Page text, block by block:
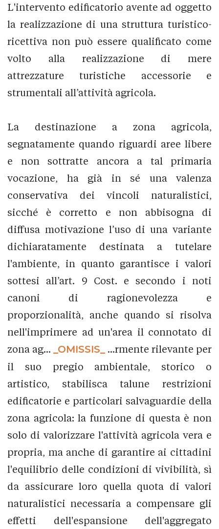
L'intervento edificatorio avente ad oggetto
la realizzazione di una struttura turistico-
ricettiva non può essere qualificato come
volto alla realizzazione di mere
attrezzature turistiche accessorie e
strumentali all’attività agricola.
La destinazione a zona agricola,
segnatamente quando riguardi aree libere
e non sottratte ancora a tal primaria
vocazione, ha già in sé una valenza
conservativa dei vincoli naturalistici,
sicché è corretto e non abbisogna di
diffusa motivazione l’uso di una variante
dichiaratamente destinata a tutelare
l'ambiente, in quanto garantisce i valori
sottesi all’art. 9 Cost. e secondo i noti
canoni di ragionevolezza e
proporzionalità, anche quando si risolva
nell'imprimere ad un'area il connotato di
zona ag...
_OMISSIS_
...rmente rilevante per
il suo pregio ambientale, storico o
artistico, stabilisca talune restrizioni
edificatorie e particolari salvaguardie della
zona agricola: la funzione di questa è non
solo di valorizzare l'attività agricola vera e
propria, ma anche di garantire ai cittadini
l'equilibrio delle condizioni di vivibilità, sì
da assicurare loro quella quota di valori
naturalistici necessaria a compensare gli
effetti dell'espansione dell'aggregato